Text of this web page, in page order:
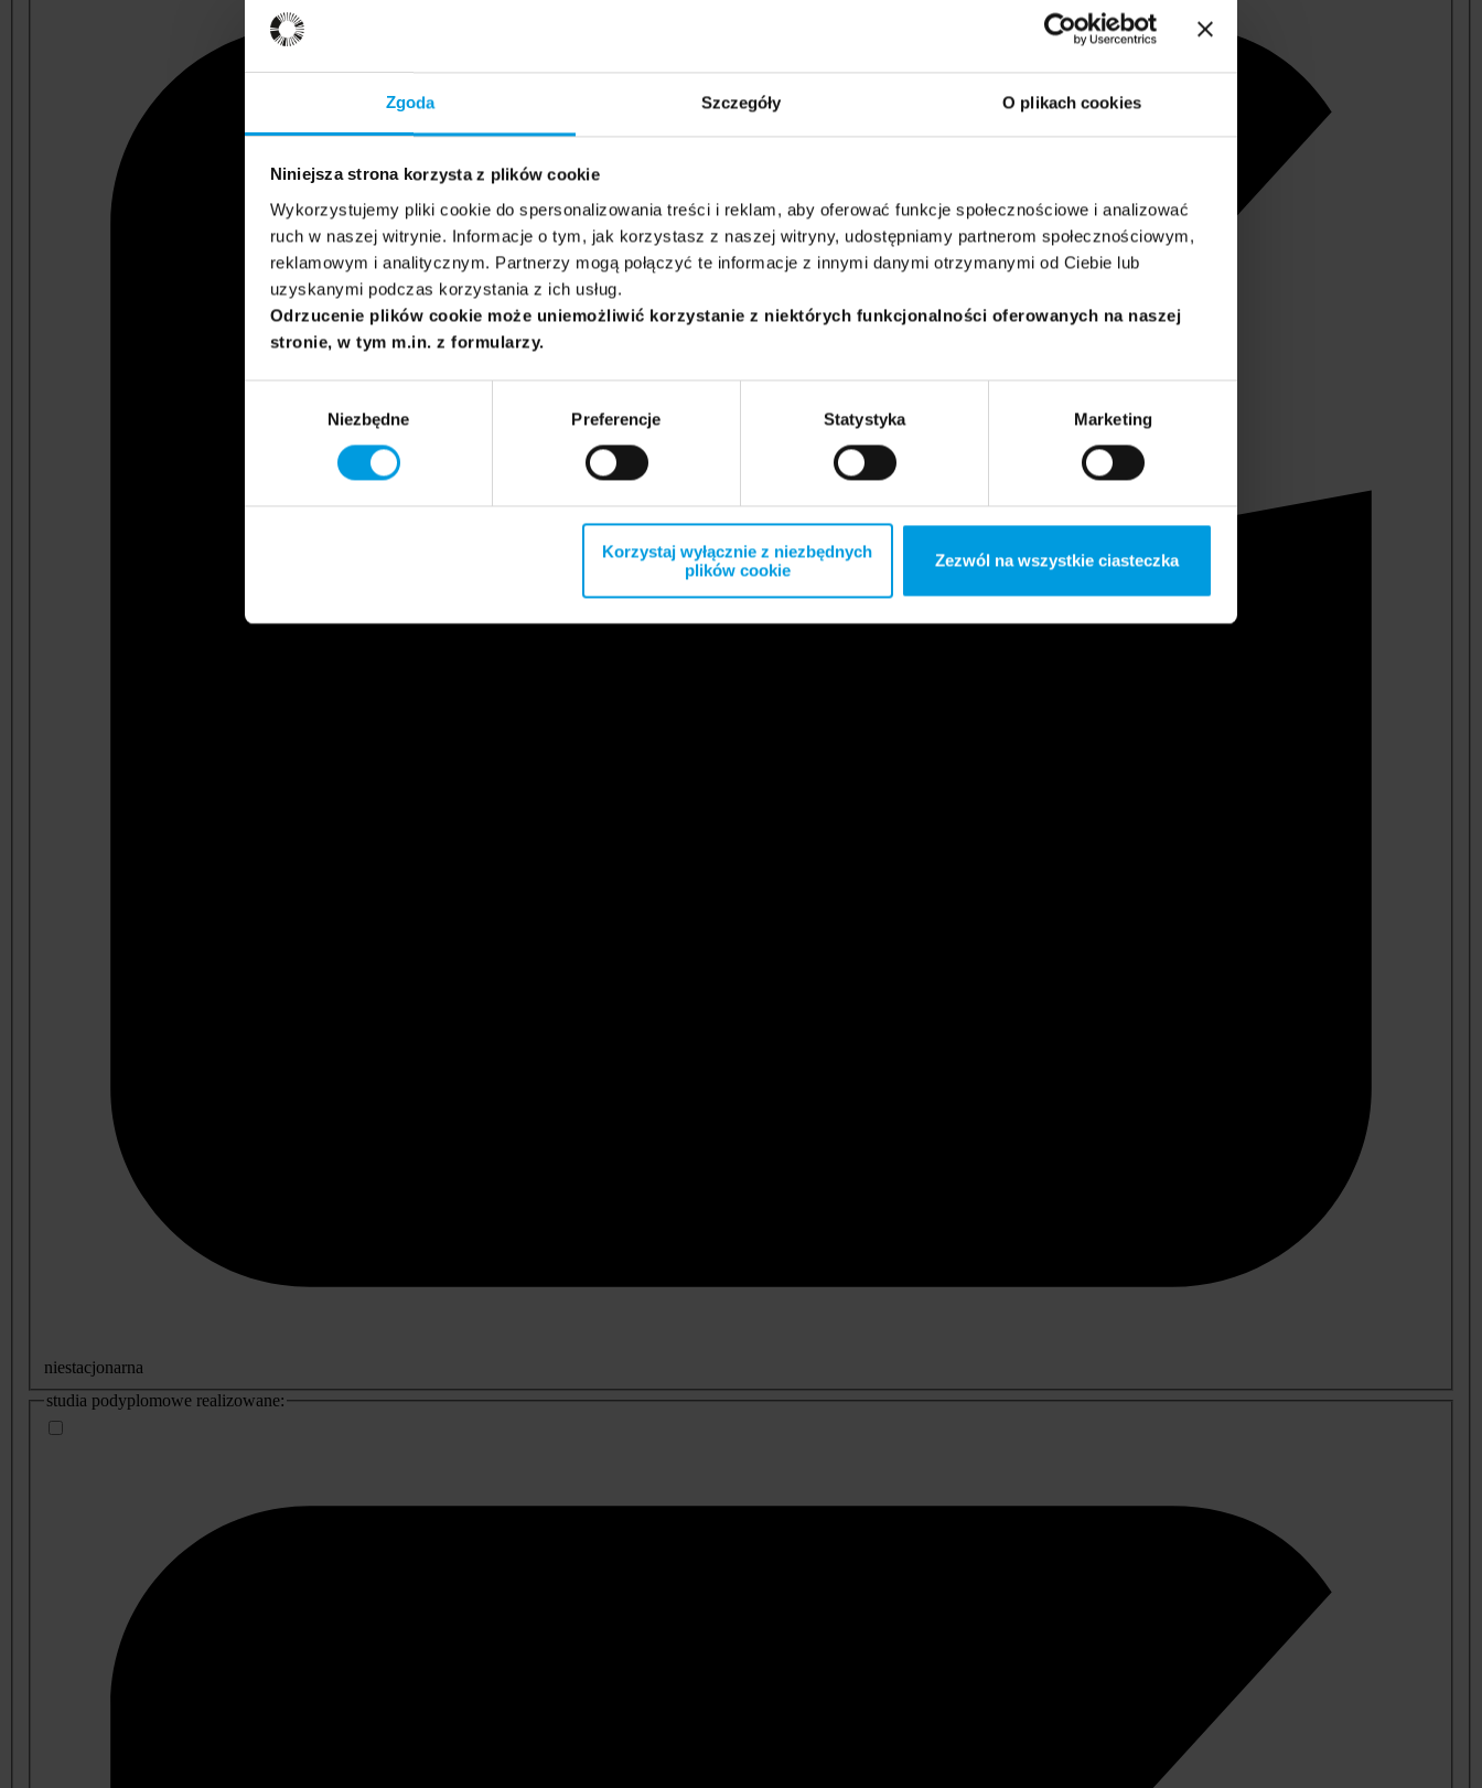
Zgoda Szczegóły O plikach cookies
Niniejsza strona korzysta z plików cookie
Wykorzystujemy pliki cookie do spersonalizowania treści i reklam, aby oferować funkcje społecznościowe i analizować
ruch w naszej witrynie. Informacje o tym, jak korzystasz z naszej witryny, udostępniamy partnerom społecznościowym,
reklamowym i analitycznym. Partnerzy mogą połączyć te informacje z innymi danymi otrzymanymi od Ciebie lub
uzyskanymi podczas korzystania z ich usług.
Odrzucenie plików cookie może uniemożliwić korzystanie z niektórych funkcjonalności oferowanych na naszej
stronie, w tym m.in. z formularzy.
Niezbędne Preferencje Statystyka Marketing
Korzystaj wyłącznie z niezbędnych
plików cookie
Zezwól na wszystkie ciasteczka
niestacjonarna
studia podyplomowe realizowane: